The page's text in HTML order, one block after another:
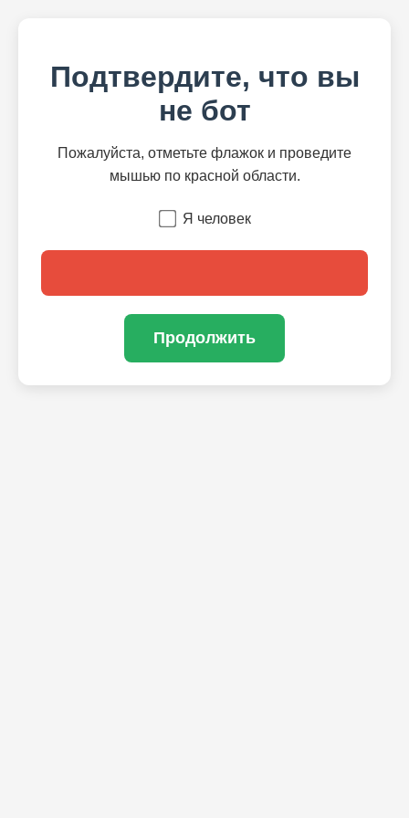
Подтвердите, что вы
не бот
Пожалуйста, отметьте флажок и проведите
мышью по красной области.
Я человек
Продолжить